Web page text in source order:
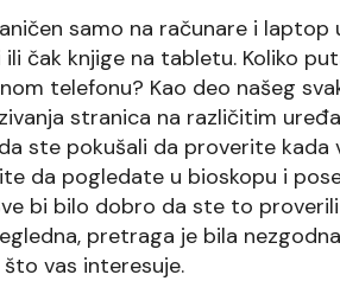
samo na računare i laptop
čak knjige na tabletu. Koliko
telefonu? Kao deo našeg
stranica na različitim
ste pokušali da proverite kada
da pogledate u bioskopu i
bi bilo dobro da ste to
pretraga je bila
vas interesuje.